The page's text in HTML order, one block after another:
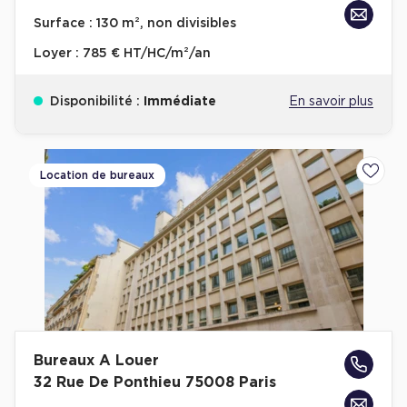
Achat de Bureaux à Rennes
Collections de Bureaux
Immeuble de bureaux avec services
Location bureaux Bellecour - Cordeliers (Lyon)
Haussmanniens
Location d'Entrepôts / Activités
Location d'Entrepôts / Activités à Aix-en-Provence
Surface : 130 m², non divisibles
Loyer : 785 € HT/HC/m²/an
Disponibilité : Immédiate En savoir plus
Location de bureaux
Bureaux A Louer
32 Rue De Ponthieu 75008 Paris